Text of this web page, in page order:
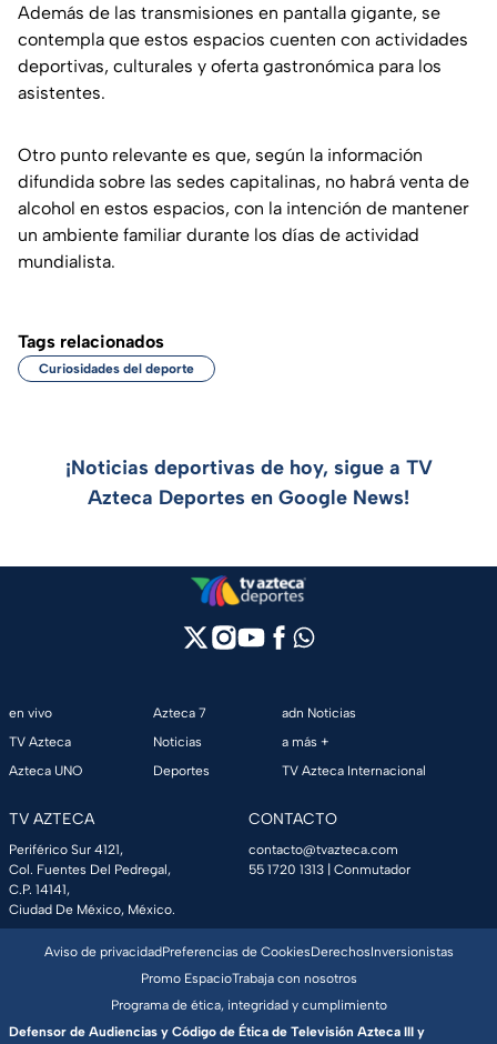
Además de las transmisiones en pantalla gigante, se
contempla que estos espacios cuenten con actividades
deportivas, culturales y oferta gastronómica para los
asistentes.
Otro punto relevante es que, según la información
difundida sobre las sedes capitalinas, no habrá venta de
alcohol en estos espacios, con la intención de mantener
un ambiente familiar durante los días de actividad
mundialista.
Tags relacionados
Curiosidades del deporte
¡Noticias deportivas de hoy, sigue a TV
Azteca Deportes en Google News!
en vivo
TV Azteca
Azteca UNO
Azteca 7
Noticias
Deportes
adn Noticias
a más +
TV Azteca Internacional
TV AZTECA
Periférico Sur 4121,
Col. Fuentes Del Pedregal,
C.P. 14141,
Ciudad De México, México.
CONTACTO
contacto@tvazteca.com
55 1720 1313 | Conmutador
Aviso de privacidadPreferencias de CookiesDerechosInversionistas
Promo EspacioTrabaja con nosotros
Programa de ética, integridad y cumplimiento
Defensor de Audiencias y Código de Ética de Televisión Azteca III y